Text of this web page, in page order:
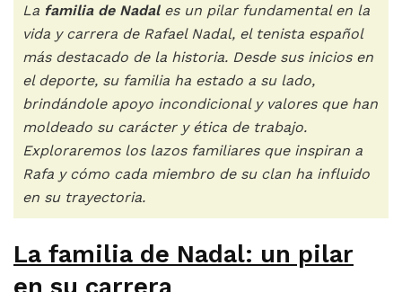
La familia de Nadales un pilar fundamental en la
vida y carrera de Rafael Nadal, el tenista español
más destacado de la historia. Desde sus inicios en
el deporte, su familia ha estado a su lado,
brindándole apoyo incondicional y valores que han
moldeado su carácter y ética de trabajo.
Exploraremos los lazos familiares que inspiran a
Rafa y cómo cada miembro de su clan ha influido
en su trayectoria.
La familia de Nadal: un pilar